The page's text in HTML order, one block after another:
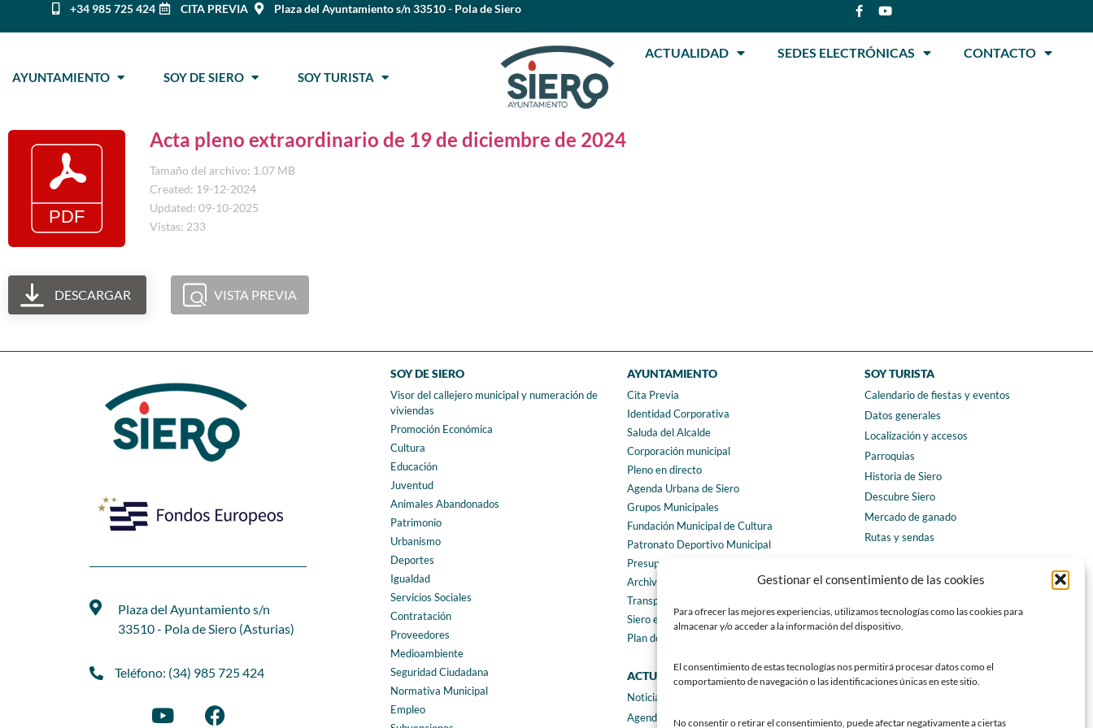
Gestionar el consentimiento de las cookies
Para ofrecer las mejores experiencias, utilizamos tecnologías como las cookies para
almacenar y/o acceder a la información del dispositivo.
El consentimiento de estas tecnologías nos permitirá procesar datos como el
comportamiento de navegación o las identificaciones únicas en este sitio.
No consentir o retirar el consentimiento, puede afectar negativamente a ciertas
+34 985 725 424 CITA PREVIA Plaza del Ayuntamiento s/n 33510 - Pola de Siero
AYUNTAMIENTO SOY DE SIERO SOY TURISTA
ACTUALIDAD SEDES ELECTRÓNICAS CONTACTO
Acta pleno extraordinario de 19 de diciembre de 2024
Tamaño del archivo: 1.07 MB
Created: 19-12-2024
Updated: 09-10-2025
Vistas: 233
DESCARGAR VISTA PREVIA
Plaza del Ayuntamiento s/n
33510 - Pola de Siero (Asturias)
Teléfono: (34) 985 725 424
SOY DE SIERO
Visor del callejero municipal y numeración de
viviendas
Promoción Económica
Cultura
Educación
Juventud
Animales Abandonados
Patrimonio
Urbanismo
Deportes
Igualdad
Servicios Sociales
Contratación
Proveedores
Medioambiente
Seguridad Ciudadana
Normativa Municipal
Empleo
AYUNTAMIENTO
Cita Previa
Identidad Corporativa
Saluda del Alcalde
Corporación municipal
Pleno en directo
Agenda Urbana de Siero
Grupos Municipales
Fundación Municipal de Cultura
Patronato Deportivo Municipal
Presupuestos municipales
Archivo municipal
Transparencia
Siero en Cifras
Plan de igualdad
ACTUALIDAD
Noticias
Agenda
SOY TURISTA
Calendario de fiestas y eventos
Datos generales
Localización y accesos
Parroquias
Historia de Siero
Descubre Siero
Mercado de ganado
Rutas y sendas
CONTACTO
Teléfonos de interés
Formulario de contacto